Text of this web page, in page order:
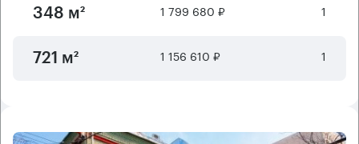
348 м² 1 799 680 ₽ 1
721 м² 1 156 610 ₽ 1